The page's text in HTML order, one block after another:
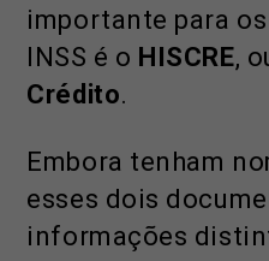
importante para
INSS é o HISCRE,
Crédito.
Embora tenham
esses dois
informações